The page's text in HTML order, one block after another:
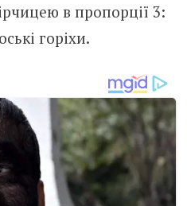
в пропорції 3:
горіхи.